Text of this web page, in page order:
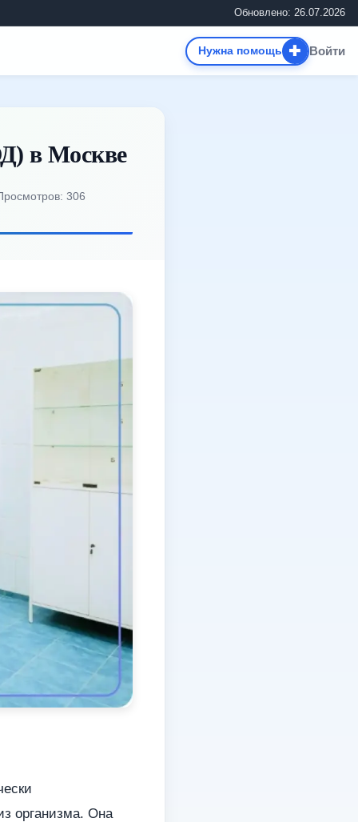
Обновлено: 26.07.2026
Нужна помощь ✚ Войти
в Москве
306
организма. Она